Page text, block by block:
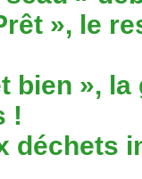
», le
bien »,
!
déchets